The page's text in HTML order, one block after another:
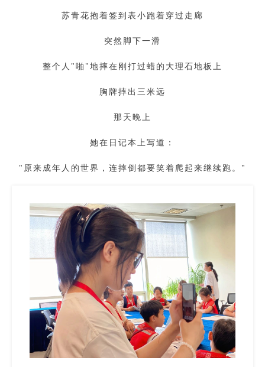
苏青花抱着签到表小跑着穿过走廊
突然脚下一滑
整个人"啪"地摔在刚打过蜡的大理石地板上
胸牌摔出三米远
那天晚上
她在日记本上写道：
"原来成年人的世界，连摔倒都要笑着爬起来继续跑。"